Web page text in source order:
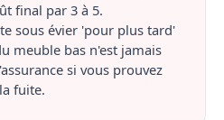
final par 3 à 5.
sous évier 'pour plus tard'
meuble bas n'est jamais
si vous prouvez
fuite.